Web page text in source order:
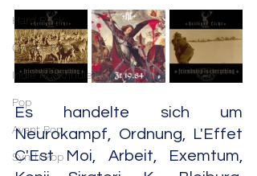
Hard Rock
Garage Rock
Indie Rock/Indie Pop
Pop
Avant Pop
Synth Pop
Es handelte sich um
Neurokampf, Ordnung, L'Effet
C'Est Moi, Arbeit, Exemtum,